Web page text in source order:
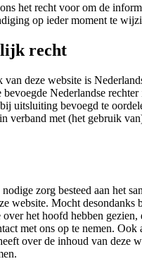
het recht voor om de
op ieder moment te
recht
van deze website is
bevoegde Nederlandse
uitsluiting bevoegd te
verband met (het gebruik
zorg besteed aan het
website. Mocht desondanks
over het hoofd hebben
met ons op te nemen. Ook
over de inhoud van deze